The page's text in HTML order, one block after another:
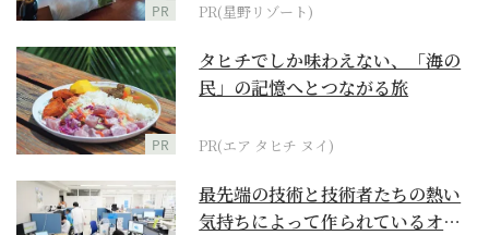
PR PR(星野リゾート)
PR
タヒチでしか味わえない、「海の
民」の記憶へとつながる旅
PR(エア タヒチ ヌイ)
最先端の技術と技術者たちの熱い
気持ちによって作られているオー